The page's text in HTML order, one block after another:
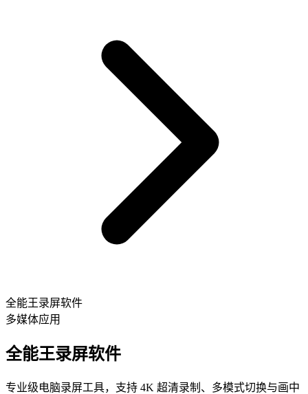
全能王录屏软件
多媒体应用
全能王录屏软件
专业级电脑录屏工具，支持 4K 超清录制、多模式切换与画中